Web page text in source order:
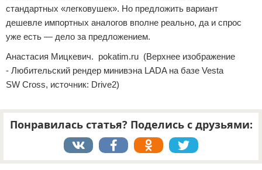
стандартных «легковушек». Но предложить вариант
дешевле импортных аналогов вполне реально, да и спрос
уже есть — дело за предложением.
Анастасия Мицкевич. pokatim.ru (Верхнее изображение
- Любительский рендер минивэна LADA на базе Vesta
SW Cross, источник: Drive2)
Понравилась статья? Поделись с друзьями: